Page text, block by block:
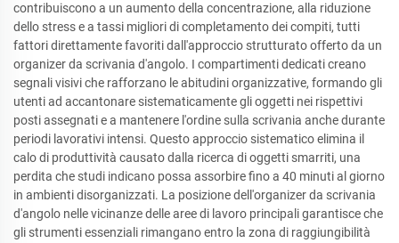
contribuiscono a un aumento della concentrazione, alla riduzione
dello stress e a tassi migliori di completamento dei compiti, tutti
fattori direttamente favoriti dall'approccio strutturato offerto da un
organizer da scrivania d'angolo. I compartimenti dedicati creano
segnali visivi che rafforzano le abitudini organizzative, formando gli
utenti ad accantonare sistematicamente gli oggetti nei rispettivi
posti assegnati e a mantenere l'ordine sulla scrivania anche durante
periodi lavorativi intensi. Questo approccio sistematico elimina il
calo di produttività causato dalla ricerca di oggetti smarriti, una
perdita che studi indicano possa assorbire fino a 40 minuti al giorno
in ambienti disorganizzati. La posizione dell'organizer da scrivania
d'angolo nelle vicinanze delle aree di lavoro principali garantisce che
gli strumenti essenziali rimangano entro la zona di raggiungibilità